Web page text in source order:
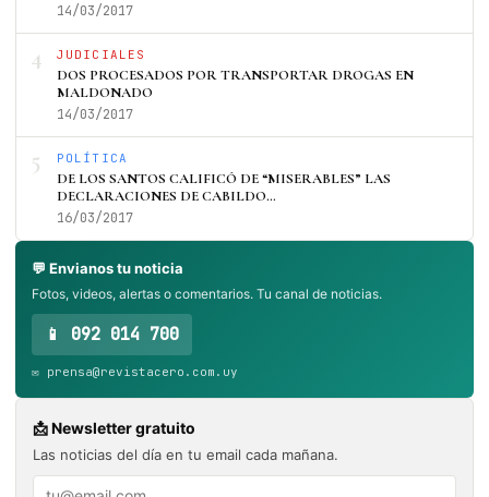
14/03/2017
4 JUDICIALES
DOS PROCESADOS POR TRANSPORTAR DROGAS EN
MALDONADO
14/03/2017
5 POLÍTICA
DE LOS SANTOS CALIFICÓ DE “MISERABLES” LAS
DECLARACIONES DE CABILDO…
16/03/2017
💬 Envianos tu noticia
Fotos, videos, alertas o comentarios. Tu canal de noticias.
📱 092 014 700
✉️ prensa@revistacero.com.uy
📩 Newsletter gratuito
Las noticias del día en tu email cada mañana.